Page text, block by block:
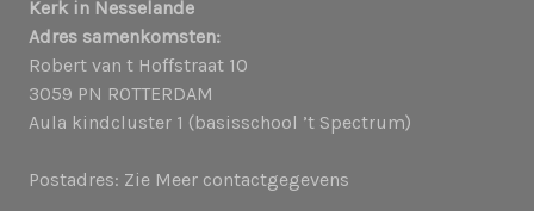
Kerk in Nesselande
Adres samenkomsten:
Robert van t Hoffstraat 10
3059 PN ROTTERDAM
Aula kindcluster 1 (basisschool ’t Spectrum)
Postadres: Zie Meer contactgegevens